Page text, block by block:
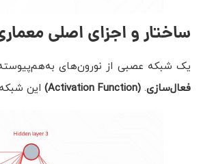
ساختار و اجزای اصلی
یک شبکه عصبی از نورون‌های
فعال‌سازی.
(Activation Function) این